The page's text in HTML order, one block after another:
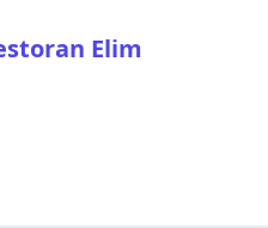
Elim